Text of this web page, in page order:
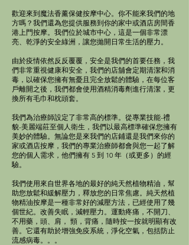
歡迎來到魔法香薰保健按摩中心。你不能來我們的地
方嗎？我們還為您提供服務到你的家中或酒店房間香
港上門按摩。我們位於城市中心，這是一個非常漂
亮、乾淨的安全綠洲，讓您拋開日常生活的壓力。
由於疫情依然反反覆覆，安全是我們的首要任務，我
們非常重視健康和安全，我們的店舖會定期清潔和消
毒，以確保您擁有無憂且完全放鬆的體驗，在每位客
戶離開之後，我們都會使用酒精消毒劑進行清潔，更
換所有毛巾和枕頭套。
我們為治療師設定了非常高的標準。從專業技能-禮
貌-美麗端莊至個人衛生，我們以最高標準確保您擁有
美妙的體驗。​無論您是來我們的店鋪還是我們來你的
家或酒店按摩，我們的專業治療師都會與您一起了解
您的個人需求，他們擁有 5 到 10 年（或更多）的經
驗。
我們使用來自世界各地的最好的純天然植物精油，幫
助您放鬆和緩解壓力，釋放您的日常焦慮。純天然植
物精油按摩是一種非常好的減壓方法，已經使用了幾
個世紀。改善失眠，減輕壓力。運動疼痛，不開刀、
不用藥，頭、肩， 頸，背痛，隨時按一按就明顯有改
善。它還有助於增強免疫系統，淨化空氣，包括防止
流感病毒。。。